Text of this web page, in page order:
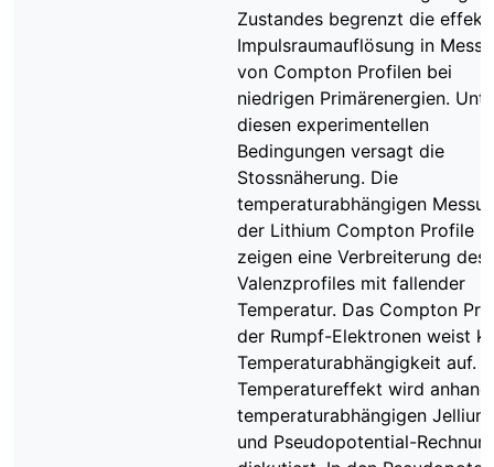
Zustandes begrenzt die
Impulsraumauflösung in
von Compton Profilen bei
niedrigen Primärenergien.
diesen experimentellen
Bedingungen versagt die
Stossnäherung. Die
temperaturabhängigen
der Lithium Compton Profile
zeigen eine Verbreiterung des
Valenzprofiles mit fallender
Temperatur. Das Compton
der Rumpf-Elektronen weist
Temperaturabhängigkeit auf.
Temperatureffekt wird
temperaturabhängigen
und Pseudopotential-